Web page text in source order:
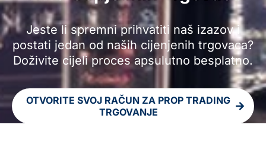
Jeste li spremni prihvatiti naš izazov i
postati jedan od naših cijenjenih trgovaca?
Doživite cijeli proces apsulutno besplatno.
OTVORITE SVOJ RAČUN ZA PROP TRADING
TRGOVANJE